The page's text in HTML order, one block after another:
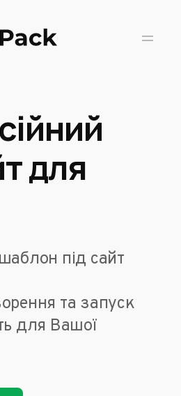
для
під сайт
та запуск
для Вашої